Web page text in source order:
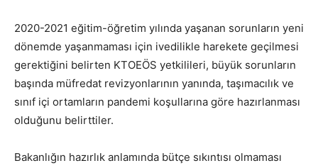
2020-2021 eğitim-öğretim yılında yaşanan sorunların yeni
dönemde yaşanmaması için ivedilikle harekete geçilmesi
gerektiğini belirten KTOEÖS yetkilileri, büyük sorunların
başında müfredat revizyonlarının yanında, taşımacılık ve
sınıf içi ortamların pandemi koşullarına göre hazırlanması
olduğunu belirttiler.
Bakanlığın hazırlık anlamında bütçe sıkıntısı olmaması